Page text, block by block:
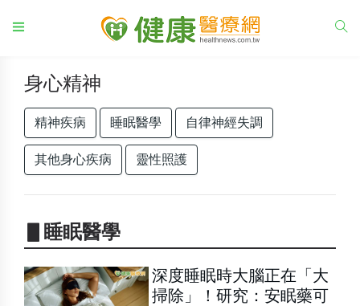
身心精神
精神疾病 睡眠醫學 自律神經失調
其他身心疾病 靈性照護
▋睡眠醫學
深度睡眠時大腦正在「大
掃除」！研究：安眠藥可